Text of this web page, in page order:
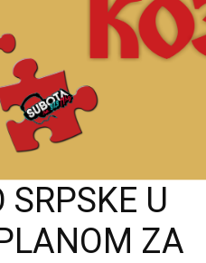
SRPSKE U
ZA